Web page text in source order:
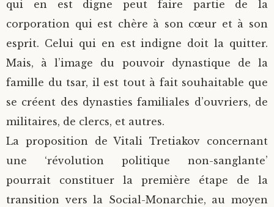
qui en est digne peut faire partie de la
corporation qui est chère à son cœur et à son
esprit. Celui qui en est indigne doit la quitter.
Mais, à l’image du pouvoir dynastique de la
famille du tsar, il est tout à fait souhaitable que
se créent des dynasties familiales d’ouvriers, de
militaires, de clercs, et autres.
La proposition de Vitali Tretiakov concernant
une ‘révolution politique non-sanglante’
pourrait constituer la première étape de la
transition vers la Social-Monarchie, au moyen